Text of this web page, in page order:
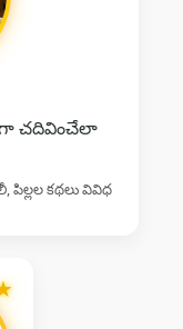
చదివించేలా
కథలు వివిధ